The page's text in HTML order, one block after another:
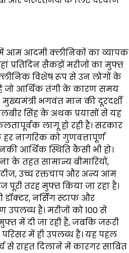
आम आदमी क्लीनिकों का व्यापक
प्रतिदिन सैकड़ों मरीजों का मुफ्त
विशेष रूप से उन लोगों के
हैं जो आर्थिक तंगी के कारण समय
भगवंत मान की दूरदर्शी
सिंह के अथक प्रयासों से यह
लागू हो रही है। सरकार
नागरिक को गुणवत्तापूर्ण
आर्थिक स्थिति कैसी भी हो।
तहत सामान्य बीमारियों,
उच्च रक्तचाप और अन्य आम
तरह मुफ्त किया जा रहा है।
नर्सिंग स्टाफ और
हैं। मरीजों को 100 से
में दी जा रही हैं, जबकि जरूरी
में ही उपलब्ध हैं। यह पहल
से राहत दिलाने में कारगर साबित